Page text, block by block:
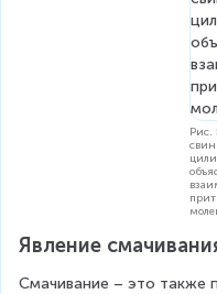
Рис.
Явление
Смачивание – это также